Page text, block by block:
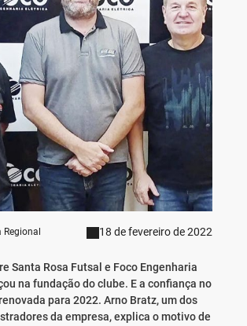
18 de fevereiro de 2022
Santa Rosa Futsal e Foco Engenharia
na fundação do clube. E a confiança no
para 2022. Arno Bratz, um dos
da empresa, explica o motivo de